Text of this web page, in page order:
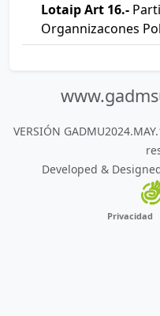
Lotaip Art 16.-
Organnizacones
VERSIÓN
Developed &
Privacidad